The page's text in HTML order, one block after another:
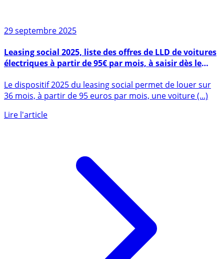
Leasing social 2025, liste des offres de LLD de voitures
mardi 30 septembre 2025
Le dispositif 2025 du leasing social permet de louer sur
36 mois, à partir de 95 euros par mois, une voiture (...)